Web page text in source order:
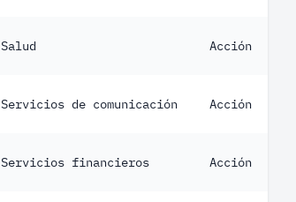
Salud Acción
Servicios de comunicación Acción
Servicios financieros Acción